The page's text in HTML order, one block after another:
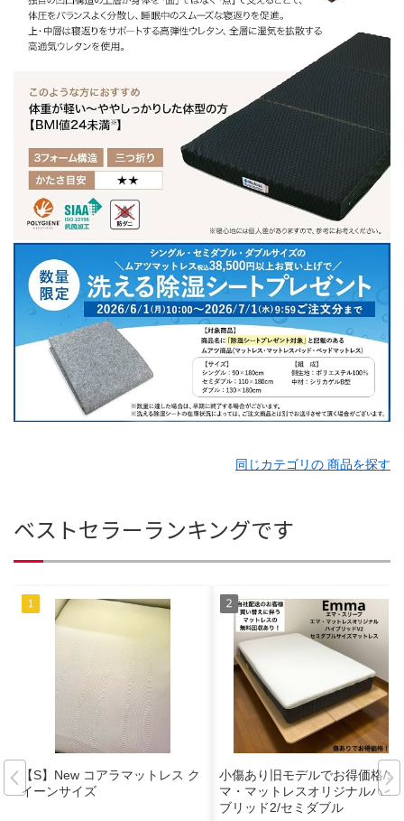
同じカテゴリの 商品を探す
ベストセラーランキングです
【S】New コアラマットレス ク
イーンサイズ
小傷あり旧モデルでお得価格/エ
マ・マットレスオリジナルハイ
ブリッド2/セミダブル